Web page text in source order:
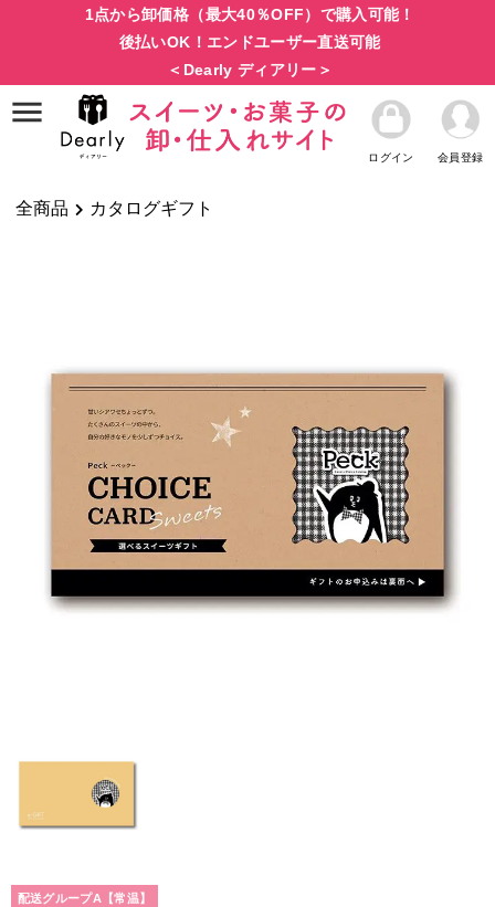
1点から卸価格（最大40％OFF）で購入可能！
後払いOK！エンドユーザー直送可能
＜Dearly ディアリー＞
ログイン 会員登録
全商品 カタログギフト
配送グループA【常温】